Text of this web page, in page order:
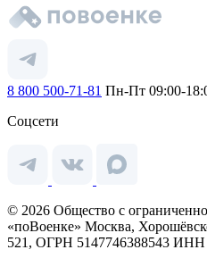
8 800 500-71-81 Пн-Пт 09:00-
Соцсети
© 2026 Общество с
«поВоенке» Москва,
521, ОГРН 5147746388543 ИНН